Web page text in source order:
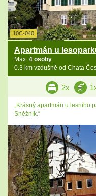
10C-040
Apartmán u
Max. 4 osoby
0.3 km vzdušně od Chata
2x
„Krásný apartmán u lesního
Sněžník.“